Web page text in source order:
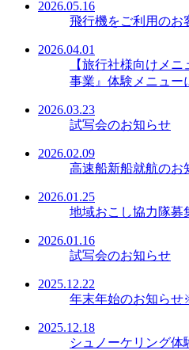
2026.05.16
飛行機をご利用のお
2026.04.01
【旅行社様向けメ
事業』体験メニュー
2026.03.23
試写会のお知らせ
2026.02.09
高速船新船就航のお
2026.01.25
地域おこし協力隊募
2026.01.16
試写会のお知らせ
2025.12.22
年末年始のお知らせ
2025.12.18
シュノーケリング体